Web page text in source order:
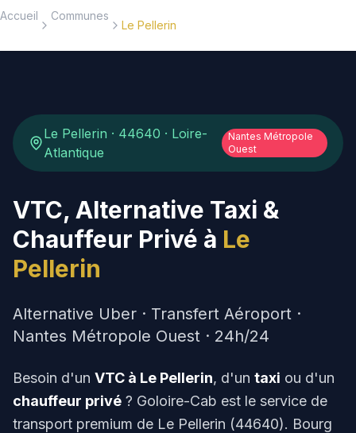
Accueil
Destinations
HUBS SPÉCIALISÉS
Transferts NTE 24h/24
Puy du Fou
Accueil Communes
Le Pellerin
Le Pellerin · 44640 · Loire-
Atlantique
Nantes Métropole
Ouest
VTC, Alternative Taxi &
Chauffeur Privé à Le
Pellerin
Alternative Uber · Transfert Aéroport ·
Nantes Métropole Ouest · 24h/24
Besoin d'un VTC à Le Pellerin, d'un taxi ou d'un
chauffeur privé ? Goloire-Cab est le service de
transport premium de Le Pellerin (44640). Bourg